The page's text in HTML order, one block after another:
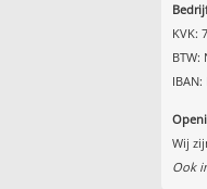
KVK:
BTW:
IBAN:
Wij
Ook